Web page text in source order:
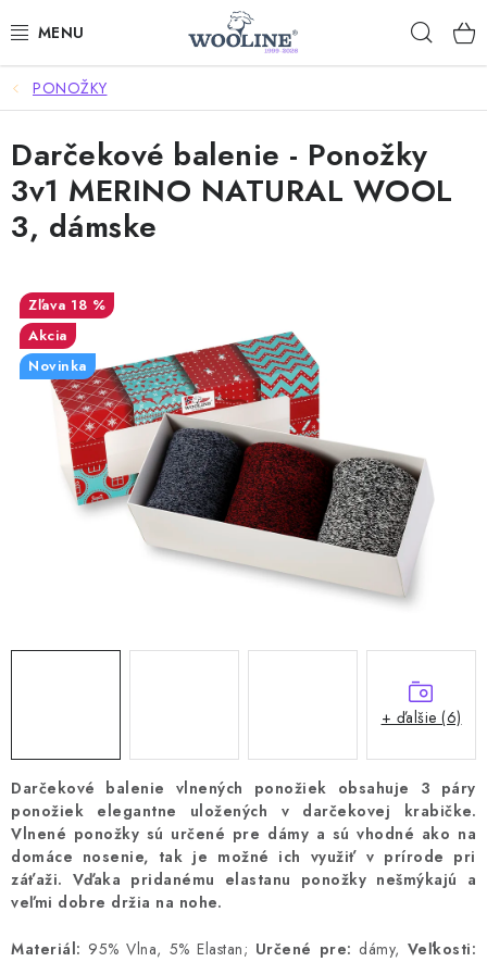
na
AKCIE
OBLEČENIE Z VLNY
OBUV
SAUNA A ZDRAVIE
ZÁHRADA
Dodanie tovaru a ceny za doručenie
Hodnotenie obchodu
Kontakty
Odmeny pre našich zákazníkov Moja objednávka
PONOŽKY
Darčekové balenie vlnených ponožiek obsahuje 3 páry
ponožiek elegantne uložených v darčekovej krabičke.
Vlnené ponožky sú určené pre dámy a sú vhodné ako na
domáce nosenie, tak je možné ich využiť v prírode pri
záťaži. Vďaka pridanému elastanu ponožky nešmýkajú a
veľmi dobre držia na nohe.
Materiál: 95% Vlna, 5% Elastan; Určené pre: dámy, Veľkosti:
Darčekové balenie - Ponožky
3v1 MERINO NATURAL WOOL
3, dámske
18 %
Akcia
Novinka
+ ďalšie (6)